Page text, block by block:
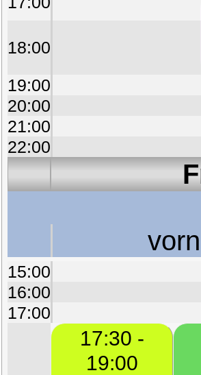
18:00
19:00
20:00
21:00
22:00
vorn
15:00
16:00
17:00
17:30 -
19:00